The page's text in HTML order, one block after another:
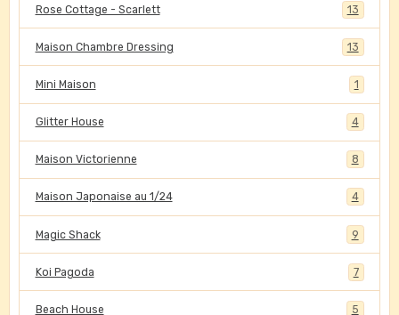
Rose Cottage - Scarlett 13
Maison Chambre Dressing 13
Mini Maison 1
Glitter House 4
Maison Victorienne 8
Maison Japonaise au 1/24 4
Magic Shack 9
Koi Pagoda 7
Beach House 5